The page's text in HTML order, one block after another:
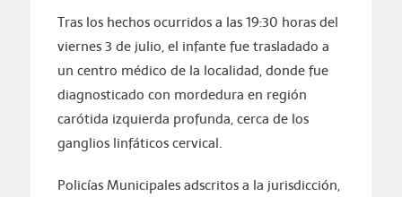
Tras los hechos ocurridos a las 19:30 horas del
viernes 3 de julio, el infante fue trasladado a
un centro médico de la localidad, donde fue
diagnosticado con mordedura en región
carótida izquierda profunda, cerca de los
ganglios linfáticos cervical.
Policías Municipales adscritos a la jurisdicción,